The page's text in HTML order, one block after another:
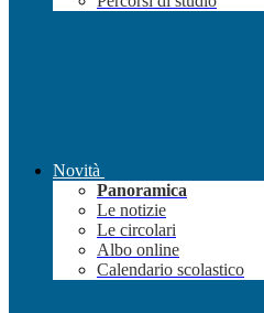
Novità
Panoramica
Le notizie
Le circolari
Albo online
Calendario scolastico